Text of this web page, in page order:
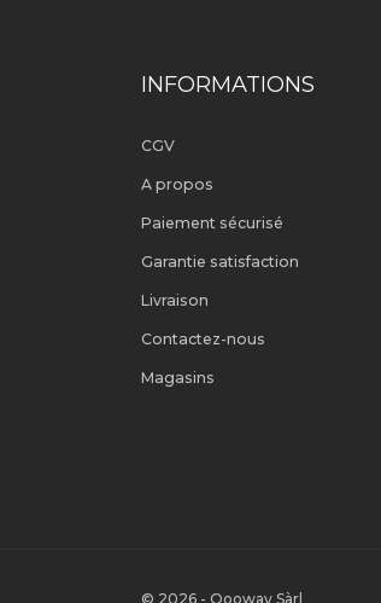
INFORMATIONS
CGV
A propos
Paiement sécurisé
Garantie satisfaction
Livraison
Contactez-nous
Magasins
© 2026 - Oooway Sàrl